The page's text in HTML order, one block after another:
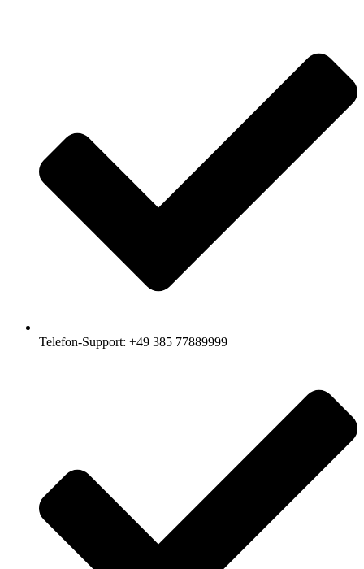
Telefon-Support: +49 385 77889999